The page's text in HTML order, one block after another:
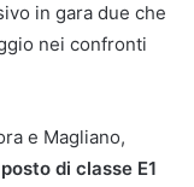
in gara due che
nei confronti
e Magliano,
di classe E1